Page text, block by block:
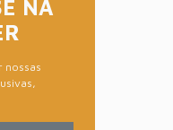
NA
nossas